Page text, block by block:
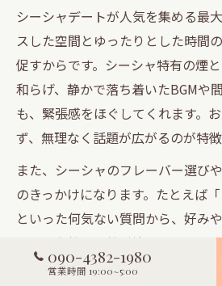
シーシャデートが人気を集める最
スした空間とゆったりとした時間
促すからです。シーシャ特有の煙
和らげ、静かで落ち着いたBGMや
も、緊張感をほぐしてくれます。
ず、無理なく話題が広がるのが特徴
また、シーシャのフレーバー選び
のきっかけになります。たとえば「
といった何気ない質問から、好み
でき、自然と距離が縮まるのです
ッフに相談しながら選ぶことで、
090-4382-1980
営業時間 19:00~5:00